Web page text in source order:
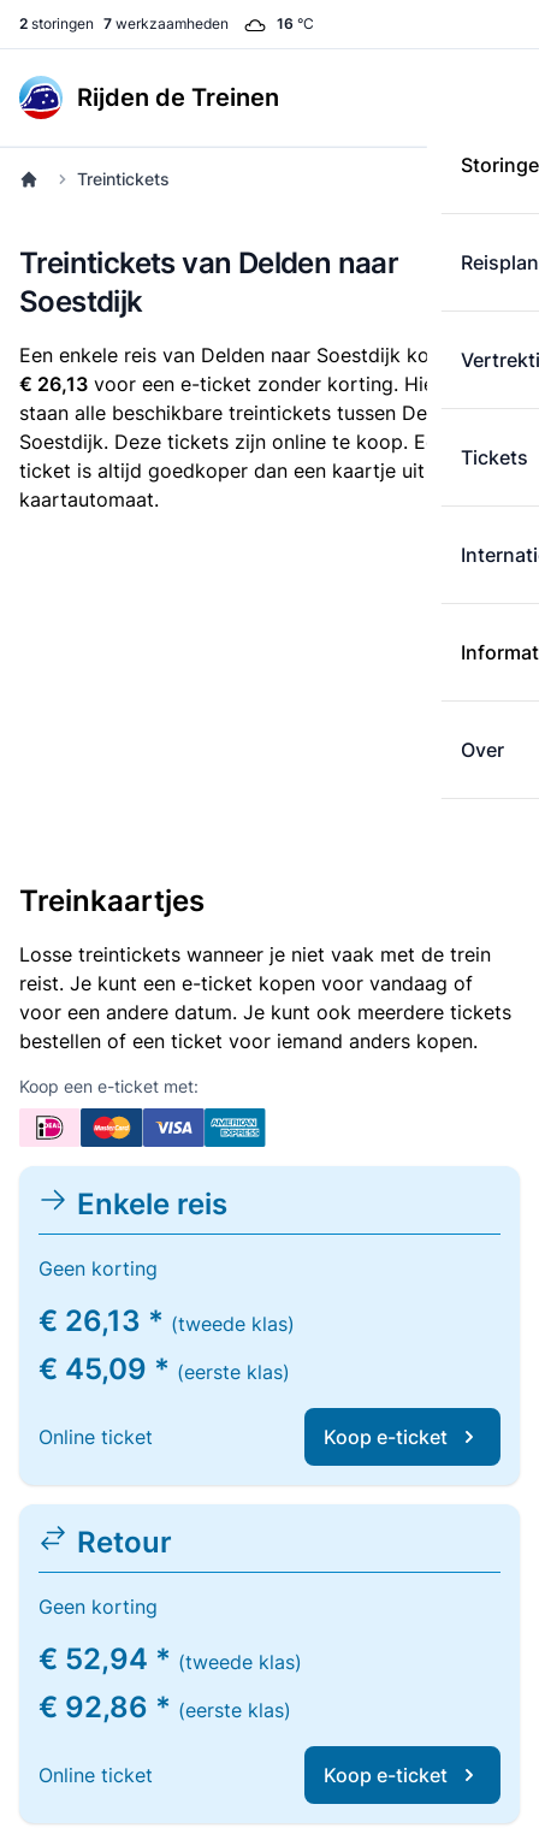
2 storingen 7 werkzaamheden 16 °C
Rijden de Treinen
Tickets
Over
Treintickets
Treintickets van Delden naar
Soestdijk
Een enkele reis van Delden naar Soestdijk kost
€ 26,13 voor een e-ticket zonder korting. Hieronder
staan alle beschikbare treintickets tussen Delden en
Soestdijk. Deze tickets zijn online te koop. Een e-
ticket is altijd goedkoper dan een kaartje uit de
kaartautomaat.
Treinkaartjes
Losse treintickets wanneer je niet vaak met de trein
reist. Je kunt een e-ticket kopen voor vandaag of
voor een andere datum. Je kunt ook meerdere tickets
bestellen of een ticket voor iemand anders kopen.
Koop een e-ticket met:
Enkele reis
Geen korting
€ 26,13 * (tweede klas)
€ 45,09 * (eerste klas)
Online ticket Koop e-ticket
Retour
Geen korting
€ 52,94 * (tweede klas)
€ 92,86 * (eerste klas)
Online ticket Koop e-ticket